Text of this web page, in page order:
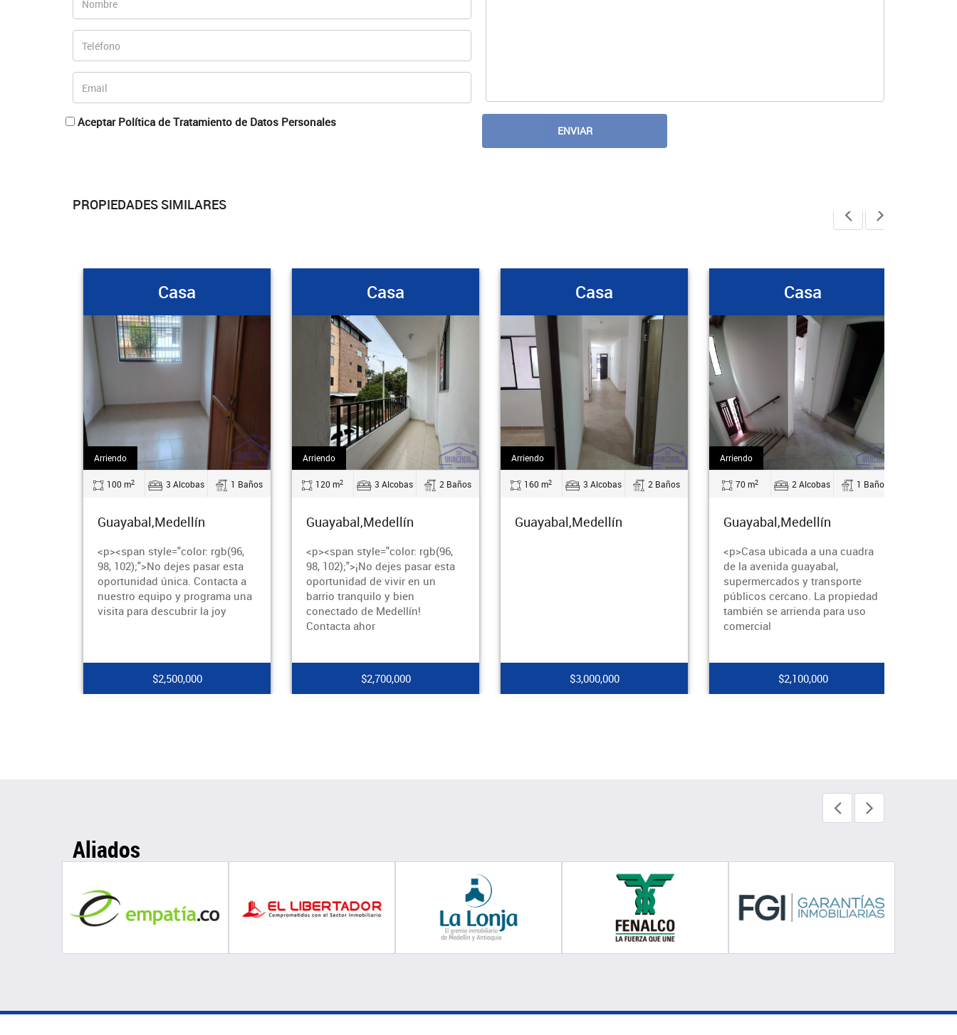
Aceptar Política de Tratamiento de Datos Personales
PROPIEDADES SIMILARES
3 Alcobas 1 Baños
Guayabal,Medellín
<p><span style="color: rgb(96,
98, 102);">No dejes pasar esta
oportunidad única. Contacta a
nuestro equipo y programa una
visita para descubrir la joy
Arriendo
120 m2 3 Alcobas 2 Baños
Guayabal,Medellín
<p><span style="color: rgb(96,
98, 102);">¡No dejes pasar esta
oportunidad de vivir en un
barrio tranquilo y bien
conectado de Medellín!
Arriendo
160 m2 3 Alcobas 2 Baños
Guayabal,Medellín
Arriendo
70 m2 2 Alcobas 1 Baños
Guayabal,Medellín
<p>Casa ubicada a una cuadra
de la avenida guayabal,
supermercados y transporte
públicos cercano. La propiedad
también se arrienda para uso
Arriendo
160 m2
Aliados